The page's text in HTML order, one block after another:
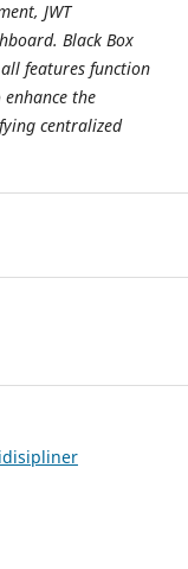
JWT
Black Box
features function
the
centralized